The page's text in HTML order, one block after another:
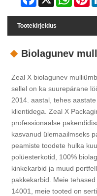
Tootekirjeldus
Biolagunev
Zeal X biolagunev
sellel on ka suurepärane
2014. aastal, tehes
klientidega. Zeal X
professionaalse
kasvanud ülemaailmseks
peamiste toodete hulka
polüesterkotid, 100%
kinkekarbid ja muud
pakkekarbid. Meie
14001, meie tooted on